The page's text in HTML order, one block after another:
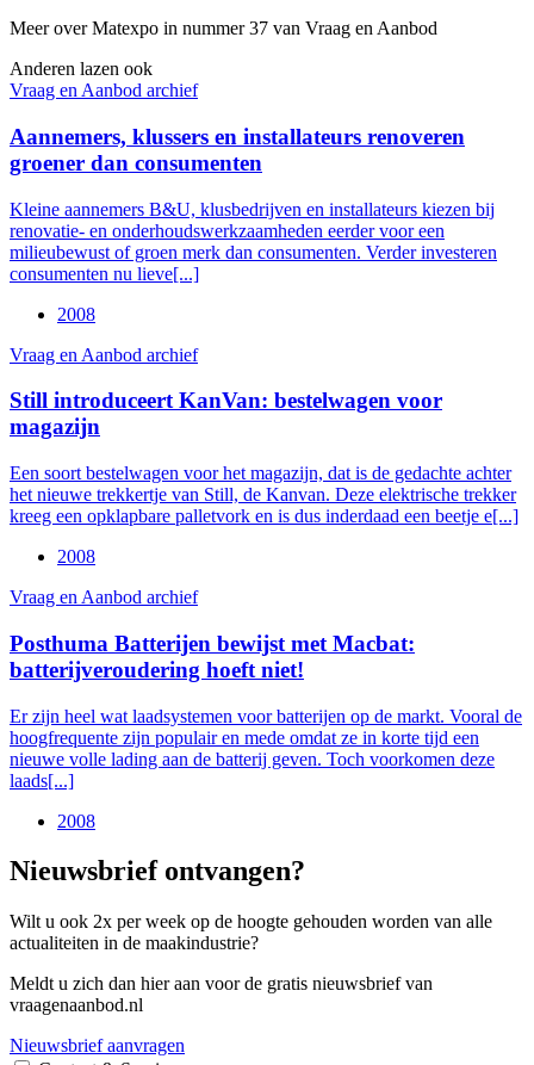
Meer over Matexpo in nummer 37 van Vraag en Aanbod
Anderen lazen ook
Vraag en Aanbod archief
Aannemers, klussers en installateurs renoveren
groener dan consumenten
Kleine aannemers B&U, klusbedrijven en installateurs kiezen bij
renovatie- en onderhoudswerkzaamheden eerder voor een
milieubewust of groen merk dan consumenten. Verder investeren
consumenten nu lieve[...]
2008
Vraag en Aanbod archief
Still introduceert KanVan: bestelwagen voor
magazijn
Een soort bestelwagen voor het magazijn, dat is de gedachte achter
het nieuwe trekkertje van Still, de Kanvan. Deze elektrische trekker
kreeg een opklapbare palletvork en is dus inderdaad een beetje e[...]
2008
Vraag en Aanbod archief
Posthuma Batterijen bewijst met Macbat:
batterijveroudering hoeft niet!
Er zijn heel wat laadsystemen voor batterijen op de markt. Vooral de
hoogfrequente zijn populair en mede omdat ze in korte tijd een
nieuwe volle lading aan de batterij geven. Toch voorkomen deze
laads[...]
2008
Nieuwsbrief ontvangen?
Wilt u ook 2x per week op de hoogte gehouden worden van alle
actualiteiten in de maakindustrie?
Meldt u zich dan hier aan voor de gratis nieuwsbrief van
vraagenaanbod.nl
Nieuwsbrief aanvragen